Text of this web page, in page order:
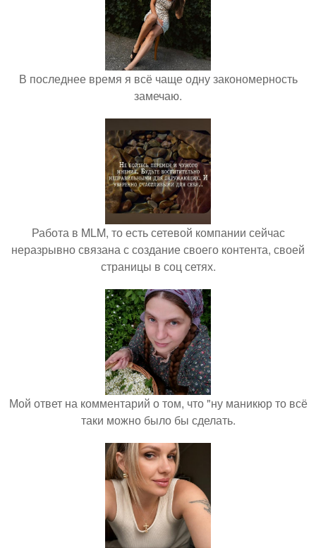
В последнее время я всё чаще одну закономерность
замечаю.
Работа в MLM, то есть сетевой компании сейчас
неразрывно связана с создание своего контента, своей
страницы в соц сетях.
Мой ответ на комментарий о том, что "ну маникюр то всё
таки можно было бы сделать.